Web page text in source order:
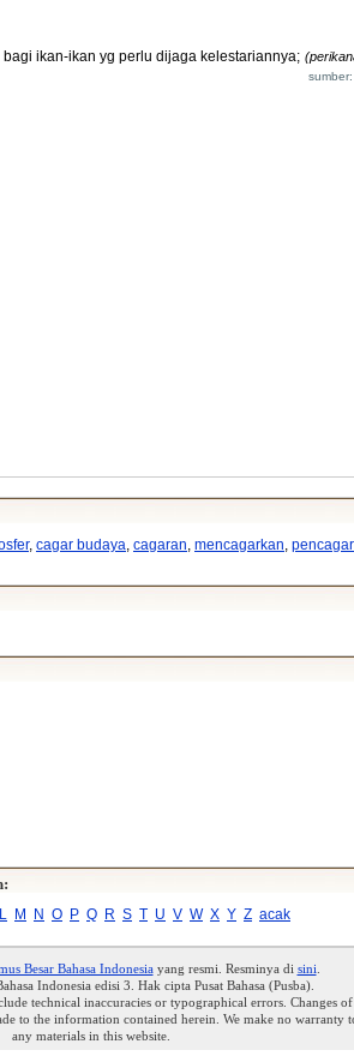
ikan-ikan yg perlu dijaga kelestariannya;
, cagar budaya cagaran mencagarkan
L M N O P Q R S T U V W X Y Z acak
Besar Bahasa Indonesiayang resmi. Resminya di sini
Indonesia edisi 3. Hak cipta Pusat Bahasa (Pusba).
technical inaccuracies or typographical errors. Changes of
to the information contained herein. We make no warranty
any materials in this website.